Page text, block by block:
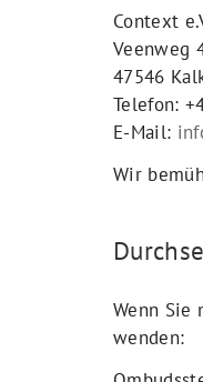
Context
Veenweg
47546
Telefon:
E-Mail:
Wir
Wenn Sie
wenden: